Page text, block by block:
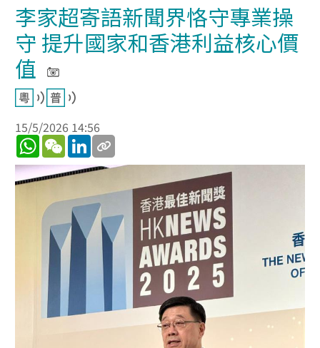
李家超寄語新聞界恪守專業操
守 提升國家和香港利益核心價
值
15/5/2026 14:56
WhatsApp
WeChatLinkedIn